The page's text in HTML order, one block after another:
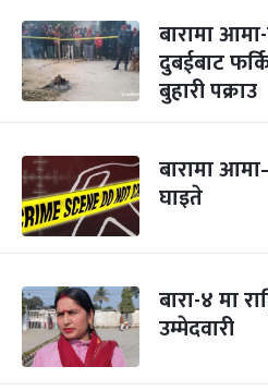
बारामा
दुबईबाट
बुहारी पक्राउ
बारामा
घाइते
बारा-४ मा
उम्मेदवारी